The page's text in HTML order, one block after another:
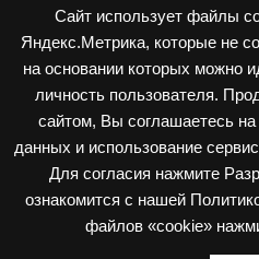
Сайт использует файлы
Яндекс.Метрика, которые не
на основании которых можно
личность пользователя.
сайтом, Вы соглашаетесь на
данных и использование
Для согласия нажмите
ознакомится с нашей
файлов «cookie»
размер, Вал 32 мм